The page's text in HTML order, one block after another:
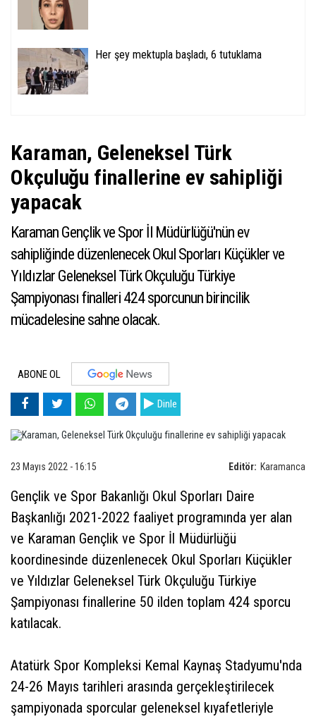
Her şey mektupla başladı, 6 tutuklama
Karaman, Geleneksel Türk
Okçuluğu finallerine ev sahipliği
yapacak
Karaman Gençlik ve Spor İl Müdürlüğü'nün ev
sahipliğinde düzenlenecek Okul Sporları Küçükler ve
Yıldızlar Geleneksel Türk Okçuluğu Türkiye
Şampiyonası finalleri 424 sporcunun birincilik
mücadelesine sahne olacak.
ABONE OL
Dinle
Editör: Karamanca
23 Mayıs 2022 - 16:15
Gençlik ve Spor Bakanlığı Okul Sporları Daire
Başkanlığı 2021-2022 faaliyet programında yer alan
ve Karaman Gençlik ve Spor İl Müdürlüğü
koordinesinde düzenlenecek Okul Sporları Küçükler
ve Yıldızlar Geleneksel Türk Okçuluğu Türkiye
Şampiyonası finallerine 50 ilden toplam 424 sporcu
katılacak.
Atatürk Spor Kompleksi Kemal Kaynaş Stadyumu'nda
24-26 Mayıs tarihleri arasında gerçekleştirilecek
şampiyonada sporcular geleneksel kıyafetleriyle